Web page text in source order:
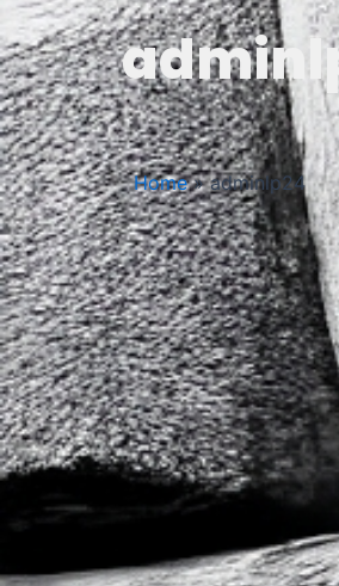
Home»adminlp24